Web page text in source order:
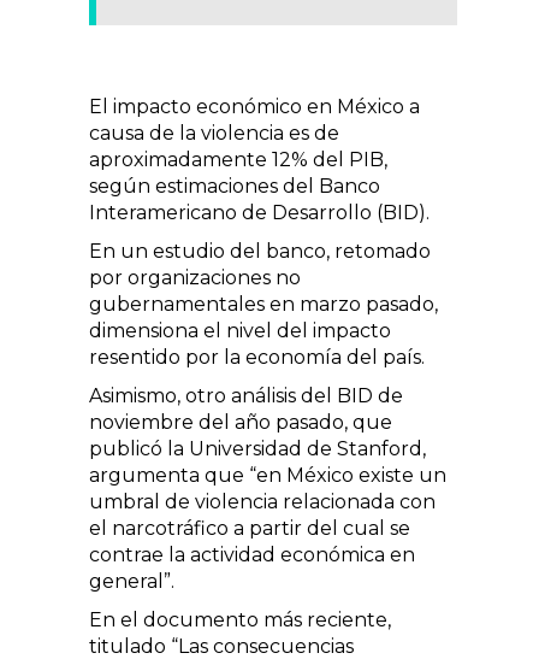
El impacto económico en México a
causa de la violencia es de
aproximadamente 12% del PIB,
según estimaciones del Banco
Interamericano de Desarrollo (BID).
En un estudio del banco, retomado
por organizaciones no
gubernamentales en marzo pasado,
dimensiona el nivel del impacto
resentido por la economía del país.
Asimismo, otro análisis del BID de
noviembre del año pasado, que
publicó la Universidad de Stanford,
argumenta que “en México existe un
umbral de violencia relacionada con
el narcotráfico a partir del cual se
contrae la actividad económica en
general”.
En el documento más reciente,
titulado “Las consecuencias